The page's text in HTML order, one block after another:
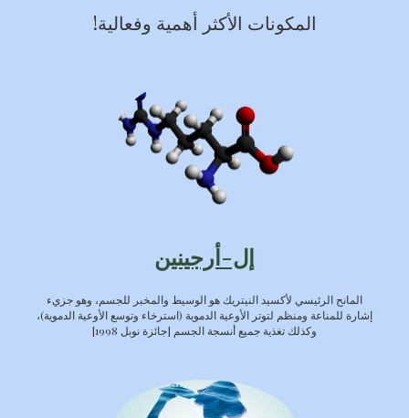
المكونات الأكثر أهمية وفعالية!
إل-أرجينين
المانح الرئيسي لأكسيد النيتريك هو الوسيط والمخبر للجسم، وهو جزيء
إشارة للمناعة ومنظم لتوتر الأوعية الدموية (استرخاء وتوسع الأوعية الدموية)،
وكذلك تغذية جميع أنسجة الجسم [جائزة نوبل 1998]